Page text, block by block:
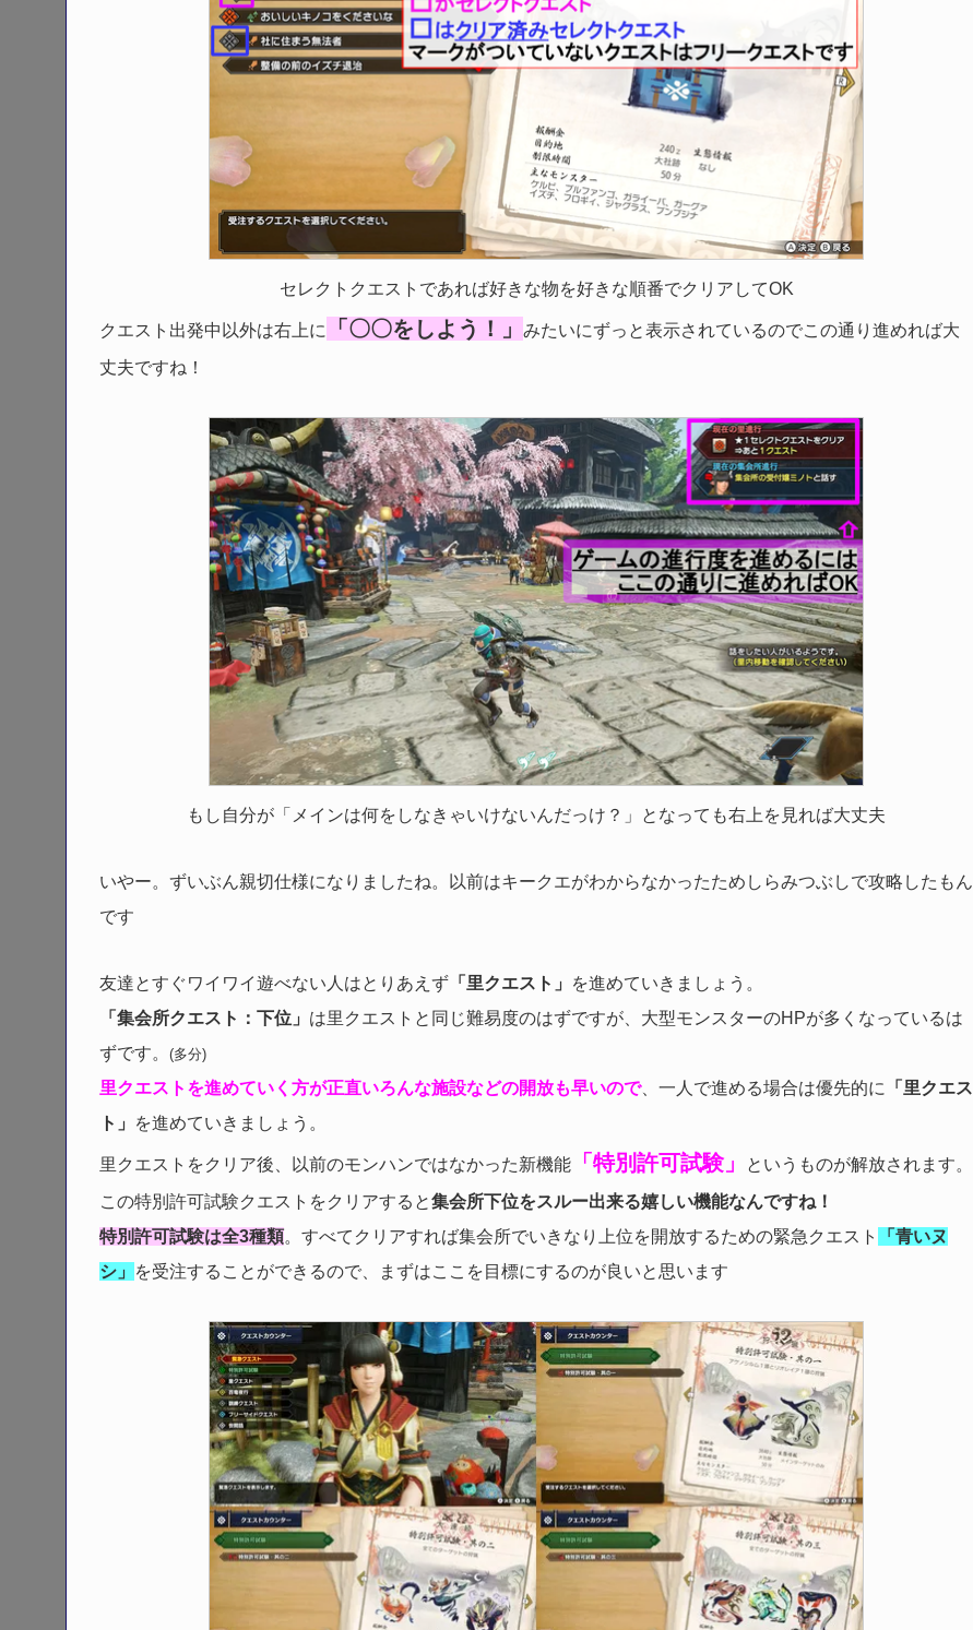
セレクトクエストであれば好きな物を好きな順番でクリアしてOK
クエスト出発中以外は右上に 「〇〇をしよう！」
みたいにずっと表示されているのでこの通り進めれば大
丈夫ですね！
もし自分が「メインは何をしなきゃいけないんだっけ？」となっても右上を見れば大丈夫
いやー。ずいぶん親切仕様になりましたね。以前はキークエがわからなかったためしらみつぶしで攻略したもん
です
友達とすぐワイワイ遊べない人はとりあえず 「里クエスト」
を進めていきましょう。
「集会所クエスト：下位」 は里クエストと同じ難易度のはずですが、大型モンスターのHPが多くなっているは
ずです。 (多分)
里クエストを進めていく方が正直いろんな施設などの開放も早いので、一人で進める場合は優先的に
「里クエス
ト」
を進めていきましょう。
里クエストをクリア後、以前のモンハンではなかった新機能 「特別許可試験」
というものが解放されます。
この特別許可試験クエストをクリアすると集会所下位をスルー出来る嬉しい機能なんですね！
特別許可試験は全3種類。すべてクリアすれば集会所でいきなり上位を開放するための緊急クエスト
「青いヌ
シ」
を受注することができるので、まずはここを目標にするのが良いと思います